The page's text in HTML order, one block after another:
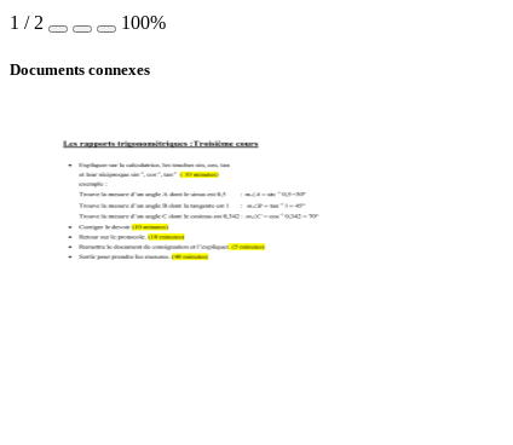
1 / 2 100%
Documents connexes